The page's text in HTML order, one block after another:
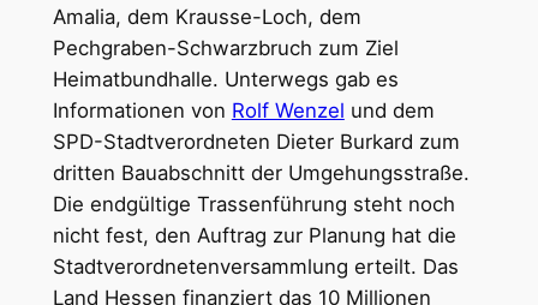
Amalia, dem Krausse-Loch, dem
Pechgraben-Schwarzbruch zum Ziel
Heimatbundhalle. Unterwegs gab es
Informationen von Rolf Wenzel und dem
SPD-Stadtverordneten Dieter Burkard zum
dritten Bauabschnitt der Umgehungsstraße.
Die endgültige Trassenführung steht noch
nicht fest, den Auftrag zur Planung hat die
Stadtverordnetenversammlung erteilt. Das
Land Hessen finanziert das 10 Millionen